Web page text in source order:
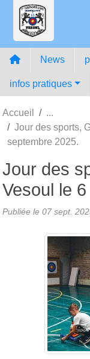
News
infos pratiques
Accueil
Jour des sports,
septembre 2025.
Jour des
Vesoul le
Publiée le 07 sept.
Panneau de